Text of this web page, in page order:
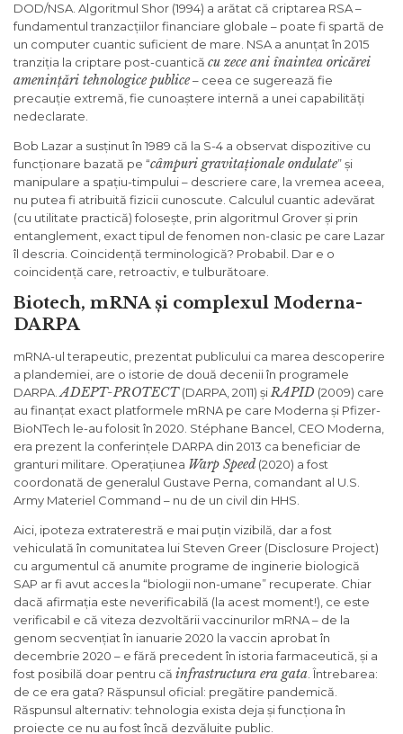
DOD/NSA. Algoritmul Shor (1994) a arătat că criptarea RSA –
fundamentul tranzacțiilor financiare globale – poate fi spartă de
un computer cuantic suficient de mare. NSA a anunțat în 2015
tranziția la criptare post-cuantică cu zece ani înaintea oricărei
amenințări tehnologice publice– ceea ce sugerează fie
precauție extremă, fie cunoaștere internă a unei capabilități
nedeclarate.
Bob Lazar a susținut în 1989 că la S-4 a observat dispozitive cu
funcționare bazată pe “câmpuri gravitaționale ondulate” și
manipulare a spațiu-timpului – descriere care, la vremea aceea,
nu putea fi atribuită fizicii cunoscute. Calculul cuantic adevărat
(cu utilitate practică) folosește, prin algoritmul Grover și prin
entanglement, exact tipul de fenomen non-clasic pe care Lazar
îl descria. Coincidență terminologică? Probabil. Dar e o
coincidență care, retroactiv, e tulburătoare.
Biotech, mRNA și complexul Moderna-
DARPA
mRNA-ul terapeutic, prezentat publicului ca marea descoperire
a plandemiei, are o istorie de două decenii în programele
DARPA. ADEPT-PROTECT(DARPA, 2011) șiRAPID (2009) care
au finanțat exact platformele mRNA pe care Moderna și Pfizer-
BioNTech le-au folosit în 2020. Stéphane Bancel, CEO Moderna,
era prezent la conferințele DARPA din 2013 ca beneficiar de
granturi militare. Operațiunea Warp Speed (2020) a fost
coordonată de generalul Gustave Perna, comandant al U.S.
Army Materiel Command – nu de un civil din HHS.
Aici, ipoteza extraterestră e mai puțin vizibilă, dar a fost
vehiculată în comunitatea lui Steven Greer (Disclosure Project)
cu argumentul că anumite programe de inginerie biologică
SAP ar fi avut acces la “biologii non-umane” recuperate. Chiar
dacă afirmația este neverificabilă (la acest moment!), ce este
verificabil e că viteza dezvoltării vaccinurilor mRNA – de la
genom secvențiat în ianuarie 2020 la vaccin aprobat în
decembrie 2020 – e fără precedent în istoria farmaceutică, și a
fost posibilă doar pentru că infrastructura era gata . Întrebarea:
de ce era gata? Răspunsul oficial: pregătire pandemică.
Răspunsul alternativ: tehnologia exista deja și funcționa în
proiecte ce nu au fost încă dezvăluite public.